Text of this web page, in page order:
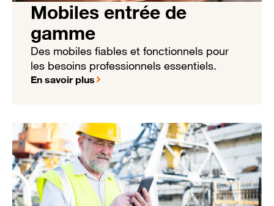
Mobiles entrée de
gamme
Des mobiles fiables et fonctionnels pour
les besoins professionnels essentiels.
En savoir plus